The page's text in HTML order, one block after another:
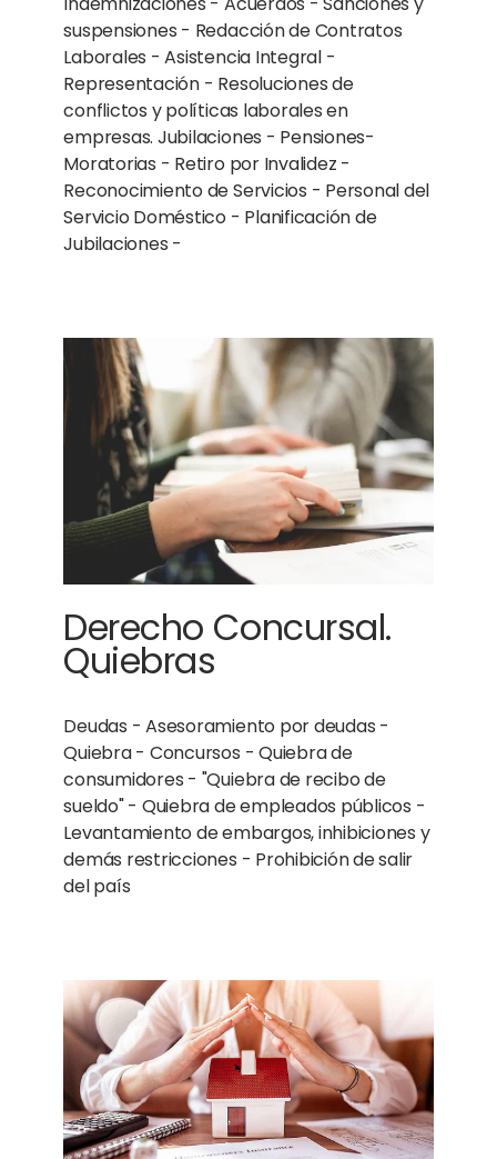
suspensiones - Redacción de Contratos
Laborales - Asistencia Integral -
Representación - Resoluciones de
conflictos y políticas laborales en
empresas. Jubilaciones - Pensiones-
Moratorias - Retiro por Invalidez -
Reconocimiento de Servicios - Personal del
Servicio Doméstico - Planificación de
Jubilaciones -
Derecho Concursal.
Quiebras
Deudas -Asesoramiento por deudas -
Quiebra - Concursos - Quiebra de
consumidores - "Quiebra de recibo de
sueldo" - Quiebra de empleados públicos -
Levantamiento de embargos, inhibiciones y
demás restricciones - Prohibición de salir
del país